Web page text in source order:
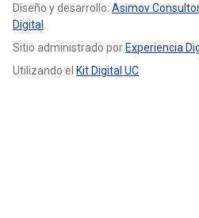
Diseño y desarrollo: Asimov
Digital
Sitio administrado por Experiencia
Utilizando el Kit Digital UC